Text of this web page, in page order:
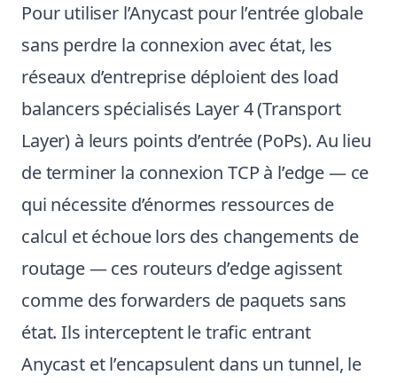
Pour utiliser l’Anycast pour l’entrée globale
sans perdre la connexion avec état, les
réseaux d’entreprise déploient des load
balancers spécialisés Layer 4 (Transport
Layer) à leurs points d’entrée (PoPs). Au lieu
de terminer la connexion TCP à l’edge — ce
qui nécessite d’énormes ressources de
calcul et échoue lors des changements de
routage — ces routeurs d’edge agissent
comme des forwarders de paquets sans
état. Ils interceptent le trafic entrant
Anycast et l’encapsulent dans un tunnel, le